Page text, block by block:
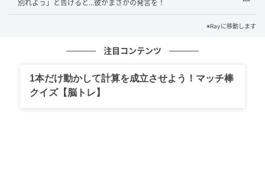
そんなタイミングで、仲のいい友人から突然連絡が来
しかも、その日はちょうど彼と会う予定の日だったの
です。
別れよう」と告げると...彼がまさかの発言を！
※Rayに移動します
注目コンテンツ
1本だけ動かして計算を成立させよう！マッチ棒
クイズ【脳トレ】